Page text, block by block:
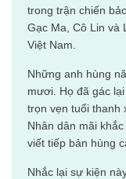
trong trận chiến
Gạc Ma, Cô Lin và
Việt Nam.
Những anh hùng
mươi. Họ đã gác
trọn vẹn tuổi thanh
Nhân dân mãi
viết tiếp bản hùng
Nhắc lại sự kiện